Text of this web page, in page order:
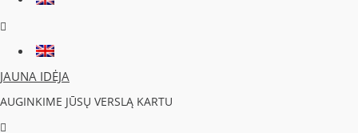
JAUNA IDĖJA
AUGINKIME JŪSŲ VERSLĄ KARTU